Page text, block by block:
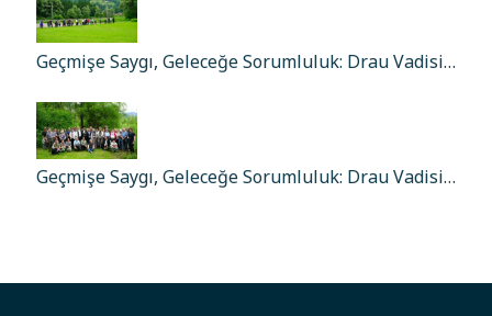
Geçmişe Saygı, Geleceğe Sorumluluk: Drau Vadisi…
Geçmişe Saygı, Geleceğe Sorumluluk: Drau Vadisi…